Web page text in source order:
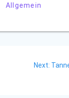
Allgemein
Next: Next